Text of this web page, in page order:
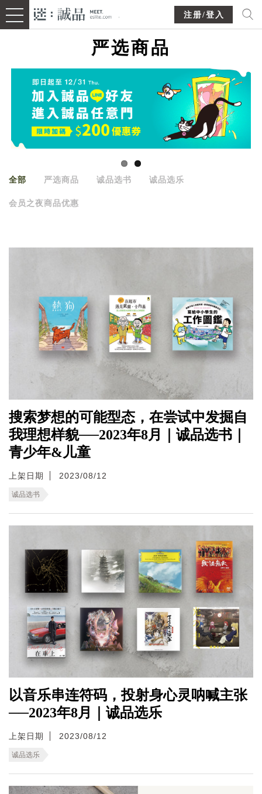
注册/登入
严选商品
全部 严选商品 诚品选书 诚品选乐
会员之夜商品优惠
搜索梦想的可能型态，在尝试中发掘自
我理想样貌──2023年8月｜诚品选书｜
青少年&儿童
上架日期 2023/08/12
诚品选书
以音乐串连符码，投射身心灵呐喊主张
──2023年8月｜诚品选乐
上架日期 2023/08/12
诚品选乐